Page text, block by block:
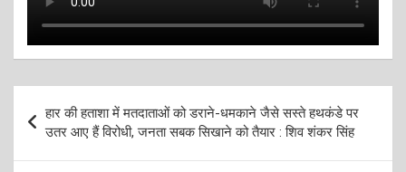
navigation
हार की हताशा में मतदाताओं को डराने-धमकाने जैसे सस्ते हथकंडे पर
उतर आए हैं विरोधी, जनता सबक सिखाने को तैयार : शिव शंकर सिंह